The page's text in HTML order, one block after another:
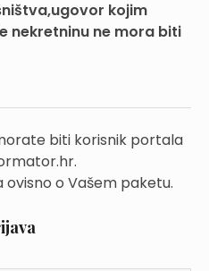
kojim
nekretninu ne mora biti
biti korisnik portala
o Vašem paketu.